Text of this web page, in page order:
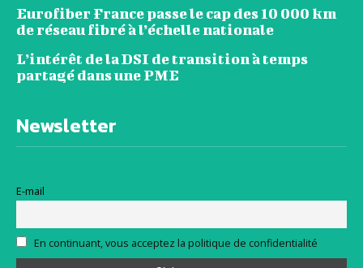
Eurofiber France passe le cap des 10 000 km
de réseau fibré à l’échelle nationale
L’intérêt de la DSI de transition à temps
partagé dans une PME
Newsletter
E-mail
En continuant, vous acceptez la politique de confidentialité